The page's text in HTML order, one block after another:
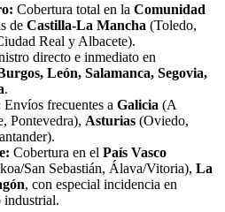
Cobertura total en la Comunidad
de Castilla-La Mancha (Toledo,
Real y Albacete).
directo e inmediato en
León, Salamanca, Segovia,
.
Envíos frecuentes a Galicia (A
Pontevedra), Asturias (Oviedo,
Cobertura en el País Vasco
San Sebastián, Álava/Vitoria), La
, con especial incidencia en
industrial.